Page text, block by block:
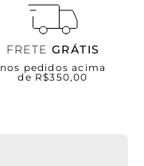
FRETE GRÁTIS
nos pedidos acima
de R$350,00